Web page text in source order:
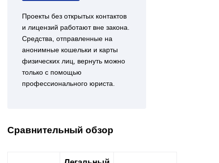
Проекты без открытых контактов
и лицензий работают вне закона.
Средства, отправленные на
анонимные кошельки и карты
физических лиц, вернуть можно
только с помощью
профессионального юриста.
Сравнительный обзор